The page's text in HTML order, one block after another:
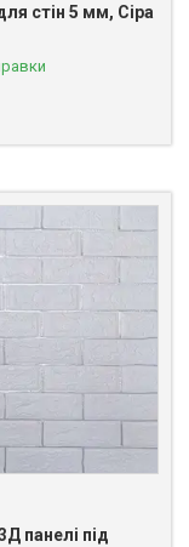
стін 5 мм, Сіра
панелі під